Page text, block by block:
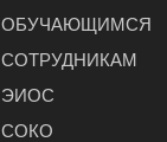
ОБУЧАЮЩИМСЯ
СОТРУДНИКАМ
ЭИОС
СОКО